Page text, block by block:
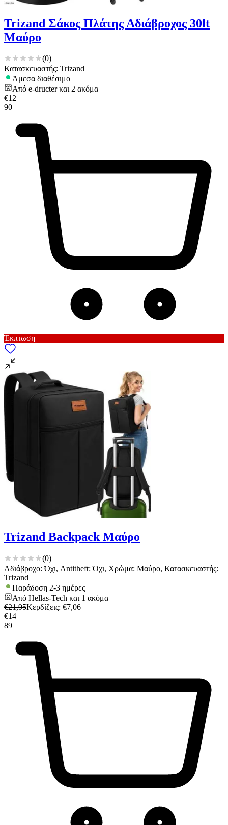
Trizand Σάκος Πλάτης Αδιάβροχος 30lt
Μαύρο
(0)
Κατασκευαστής: Trizand
Άμεσα διαθέσιμο
Από e-dructer και 2 ακόμα
€12
90
Έκπτωση
Trizand Backpack Μαύρο
(0)
Αδιάβροχο: Όχι, Antitheft: Όχι, Χρώμα: Μαύρο, Κατασκευαστής:
Trizand
Παράδοση 2-3 ημέρες
Από Hellas-Tech και 1 ακόμα
€21,95Κερδίζεις: €7,06
€14
89